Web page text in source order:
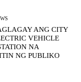
ANG CITY
VEHICLE
NA
NG PUBLIKO